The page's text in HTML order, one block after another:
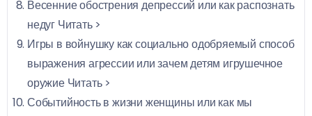
Весенние обострения депрессий или как распознать
недуг Читать >
Игры в войнушку как социально одобряемый способ
выражения агрессии или зачем детям игрушечное
оружие Читать >
Событийность в жизни женщины или как мы